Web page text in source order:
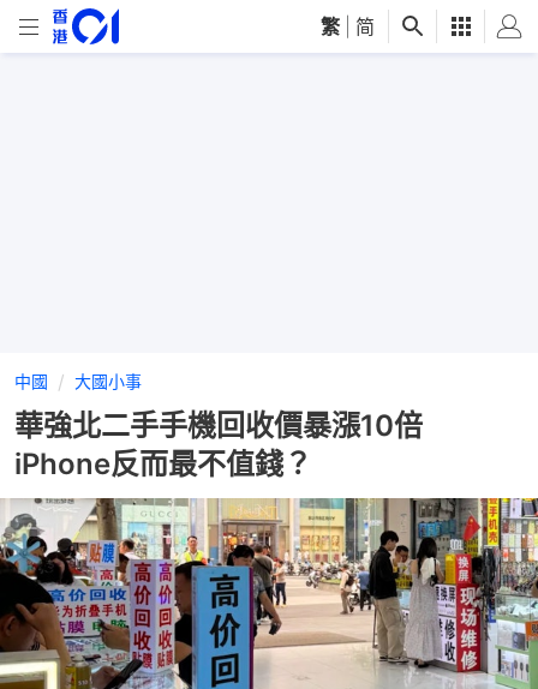
繁 简
中國 大國小事
華強北二手手機回收價暴漲10倍
iPhone反而最不值錢？